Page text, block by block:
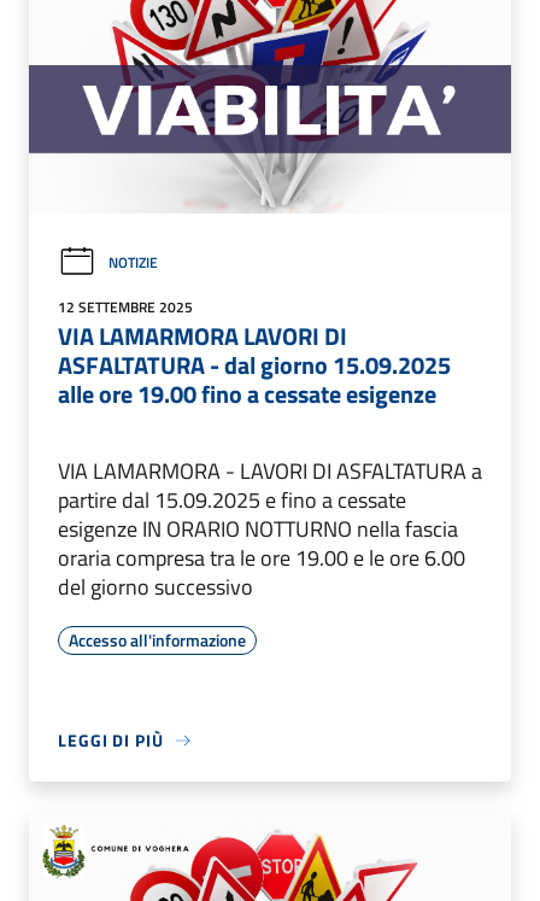
NOTIZIE
12 SETTEMBRE 2025
VIA LAMARMORA LAVORI DI
ASFALTATURA - dal giorno 15.09.2025
alle ore 19.00 fino a cessate esigenze
VIA LAMARMORA - LAVORI DI ASFALTATURA a
partire dal 15.09.2025 e fino a cessate
esigenze IN ORARIO NOTTURNO nella fascia
oraria compresa tra le ore 19.00 e le ore 6.00
del giorno successivo
Accesso all'informazione
LEGGI DI PIÙ